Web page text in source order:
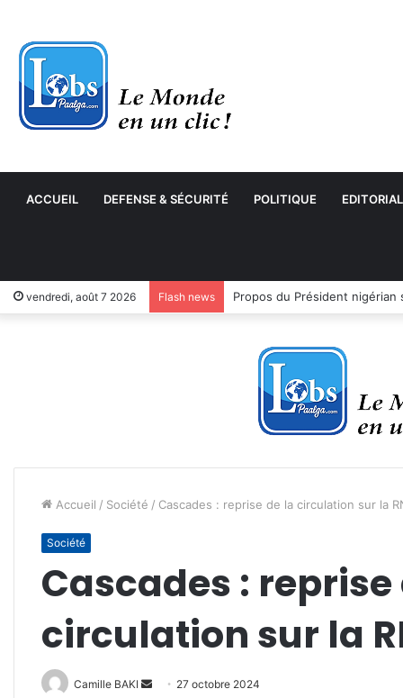
ACCUEIL DEFENSE & SÉCURITÉ POLITIQUE EDITORIAL
vendredi, août 7 2026 Flash news
Accueil / Société / Cascades : reprise de la circulation sur la
Société
Cascades : reprise
circulation sur la
Camille BAKI
Envoyer27 octobre 2024